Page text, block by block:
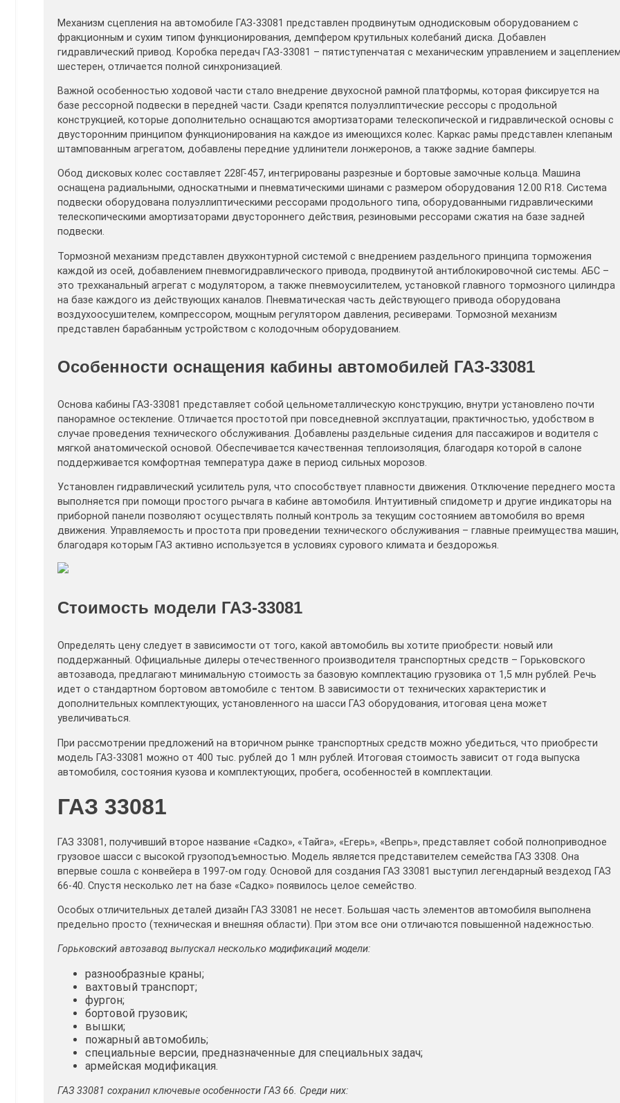
Механизм сцепления на автомобиле ГАЗ-33081 представлен продвинутым однодисковым оборудованием с
фракционным и сухим типом функционирования, демпфером крутильных колебаний диска. Добавлен
гидравлический привод. Коробка передач ГАЗ-33081 – пятиступенчатая с механическим управлением и
шестерен, отличается полной синхронизацией.
Важной особенностью ходовой части стало внедрение двухосной рамной платформы, которая фиксируется на
базе рессорной подвески в передней части. Сзади крепятся полуэллиптические рессоры с продольной
конструкцией, которые дополнительно оснащаются амортизаторами телескопической и гидравлической основы с
двусторонним принципом функционирования на каждое из имеющихся колес. Каркас рамы представлен клепаным
штампованным агрегатом, добавлены передние удлинители лонжеронов, а также задние бамперы.
Обод дисковых колес составляет 228Г-457, интегрированы разрезные и бортовые замочные кольца. Машина
оснащена радиальными, односкатными и пневматическими шинами с размером оборудования 12.00 R18. Система
подвески оборудована полуэллиптическими рессорами продольного типа, оборудованными гидравлическими
телескопическими амортизаторами двустороннего действия, резиновыми рессорами сжатия на базе задней
подвески.
Тормозной механизм представлен двухконтурной системой с внедрением раздельного принципа торможения
каждой из осей, добавлением пневмогидравлического привода, продвинутой антиблокировочной системы. АБС –
это трехканальный агрегат с модулятором, а также пневмоусилителем, установкой главного тормозного цилиндра
на базе каждого из действующих каналов. Пневматическая часть действующего привода оборудована
воздухоосушителем, компрессором, мощным регулятором давления, ресиверами. Тормозной механизм
представлен барабанным устройством с колодочным оборудованием.
Особенности оснащения кабины автомобилей ГАЗ-33081
Основа кабины ГАЗ-33081 представляет собой цельнометаллическую конструкцию, внутри установлено почти
панорамное остекление. Отличается простотой при повседневной эксплуатации, практичностью, удобством в
случае проведения технического обслуживания. Добавлены раздельные сидения для пассажиров и водителя с
мягкой анатомической основой. Обеспечивается качественная теплоизоляция, благодаря которой в салоне
поддерживается комфортная температура даже в период сильных морозов.
Установлен гидравлический усилитель руля, что способствует плавности движения. Отключение переднего моста
выполняется при помощи простого рычага в кабине автомобиля. Интуитивный спидометр и другие индикаторы на
приборной панели позволяют осуществлять полный контроль за текущим состоянием автомобиля во время
движения. Управляемость и простота при проведении технического обслуживания – главные преимущества машин,
благодаря которым ГАЗ активно используется в условиях сурового климата и бездорожья.
Стоимость модели ГАЗ-33081
Определять цену следует в зависимости от того, какой автомобиль вы хотите приобрести: новый или
поддержанный. Официальные дилеры отечественного производителя транспортных средств – Горьковского
автозавода, предлагают минимальную стоимость за базовую комплектацию грузовика от 1,5 млн рублей. Речь
идет о стандартном бортовом автомобиле с тентом. В зависимости от технических характеристик и
дополнительных комплектующих, установленного на шасси ГАЗ оборудования, итоговая цена может
увеличиваться.
При рассмотрении предложений на вторичном рынке транспортных средств можно убедиться, что приобрести
модель ГАЗ-33081 можно от 400 тыс. рублей до 1 млн рублей. Итоговая стоимость зависит от года выпуска
автомобиля, состояния кузова и комплектующих, пробега, особенностей в комплектации.
ГАЗ 33081
ГАЗ 33081, получивший второе название «Садко», «Тайга», «Егерь», «Вепрь», представляет собой полноприводное
грузовое шасси с высокой грузоподъемностью. Модель является представителем семейства ГАЗ 3308. Она
впервые сошла с конвейера в 1997-ом году. Основой для создания ГАЗ 33081 выступил легендарный вездеход ГАЗ
66-40. Спустя несколько лет на базе «Садко» появилось целое семейство.
Особых отличительных деталей дизайн ГАЗ 33081 не несет. Большая часть элементов автомобиля выполнена
предельно просто (техническая и внешняя области). При этом все они отличаются повышенной надежностью.
Горьковский автозавод выпускал несколько модификаций модели:
разнообразные краны;
вахтовый транспорт;
фургон;
бортовой грузовик;
вышки;
пожарный автомобиль;
специальные версии, предназначенные для специальных задач;
армейская модификация.
ГАЗ 33081 сохранил ключевые особенности ГАЗ 66. Среди них: